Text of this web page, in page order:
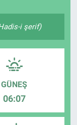
i şerif)
GÜNEŞ
06:07